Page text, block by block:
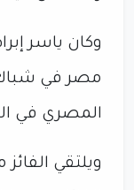
وكان ياسر
مصر في شباك
المصري في
ويلتقي